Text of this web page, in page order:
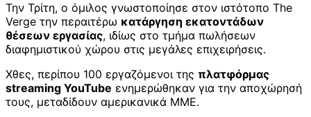
Την Τρίτη, ο όμιλος γνωστοποίησε στον ιστότοπο The
Verge την περαιτέρω κατάργηση εκατοντάδων
θέσεων εργασίας, ιδίως στο τμήμα πωλήσεων
διαφημιστικού χώρου στις μεγάλες επιχειρήσεις.
Χθες, περίπου 100 εργαζόμενοι της πλατφόρμας
streaming YouTube ενημερώθηκαν για την αποχώρησή
τους, μεταδίδουν αμερικανικά ΜΜΕ.